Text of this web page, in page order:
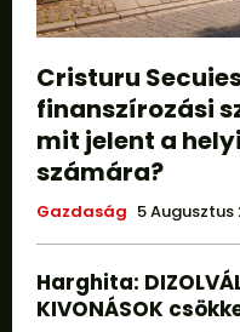
Cristuru
finanszírozási
mit jelent a
számára?
Gazdaság 5 Augusztus
Harghita:
KIVONÁSOK